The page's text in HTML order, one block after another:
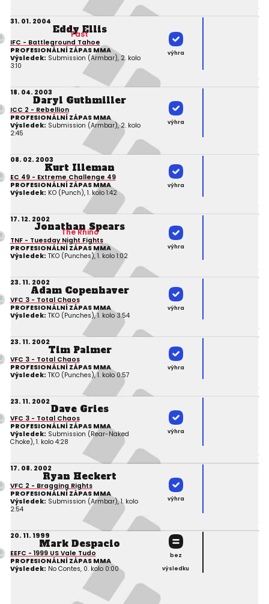
31. 01. 2004
Eddy Ellis
Fast
IFC - Battleground Tahoe
PROFESIONÁLNÍ ZÁPAS MMA
Výsledek: Submission (Armbar), 2. kolo
3:10
výhra
18. 04. 2003
Daryl Guthmiller
ICC 2 - Rebellion
PROFESIONÁLNÍ ZÁPAS MMA
Výsledek: Submission (Armbar), 2. kolo
2:45
výhra
08. 02. 2003
Kurt Illeman
EC 49 - Extreme Challenge 49
PROFESIONÁLNÍ ZÁPAS MMA
Výsledek: KO (Punch), 1. kolo 1:42
výhra
17. 12. 2002
Jonathan Spears
The Rhino
TNF - Tuesday Night Fights
PROFESIONÁLNÍ ZÁPAS MMA
Výsledek: TKO (Punches), 1. kolo 1:02
výhra
23. 11. 2002
Adam Copenhaver
VFC 3 - Total Chaos
PROFESIONÁLNÍ ZÁPAS MMA
Výsledek: TKO (Punches), 1. kolo 3:54
výhra
23. 11. 2002
Tim Palmer
VFC 3 - Total Chaos
PROFESIONÁLNÍ ZÁPAS MMA
Výsledek: TKO (Punches), 1. kolo 0:57
výhra
23. 11. 2002
Dave Gries
VFC 3 - Total Chaos
PROFESIONÁLNÍ ZÁPAS MMA
Výsledek: Submission (Rear-Naked
Choke), 1. kolo 4:28
výhra
17. 08. 2002
Ryan Heckert
VFC 2 - Bragging Rights
PROFESIONÁLNÍ ZÁPAS MMA
Výsledek: Submission (Armbar), 1. kolo
2:54
výhra
20. 11. 1999
Mark Despacio
EEFC - 1999 US Vale Tudo
PROFESIONÁLNÍ ZÁPAS MMA
Výsledek: No Contes, 0. kolo 0:00
bez
výsledku